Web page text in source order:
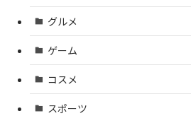
グルメ
ゲーム
コスメ
スポーツ